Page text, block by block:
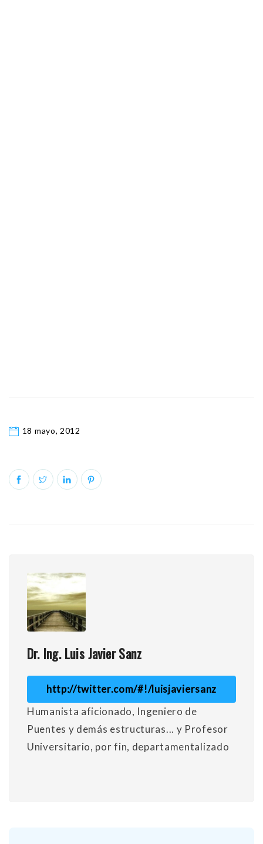
18 mayo, 2012
Dr. Ing. Luis Javier Sanz
http://twitter.com/#!/luisjaviersanz
Humanista aficionado, Ingeniero de
Puentes y demás estructuras... y Profesor
Universitario, por fin, departamentalizado